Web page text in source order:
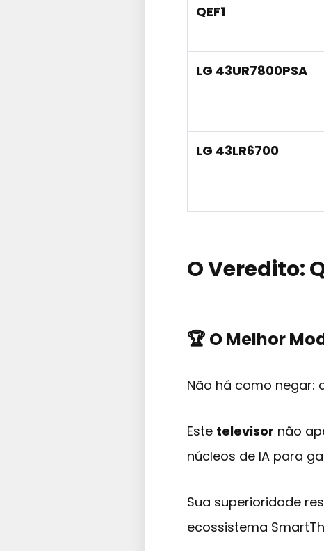
QEF1
LG 43UR7800PSA
LG 43LR6700
O Veredito:
🏆 O Melhor
Não há como negar:
Este televisor não
núcleos de IA para
Sua superioridade
ecossistema